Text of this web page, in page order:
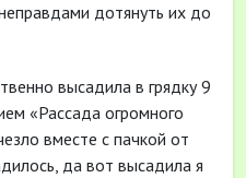
дотянуть их до
высадила в грядку 9
«Рассада огромного
вместе с пачкой от
да вот высадила я